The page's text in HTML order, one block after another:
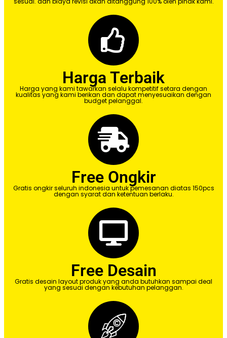
Harga Terbaik
Harga yang kami tawarkan selalu kompetitif setara dengan
kualitas yang kami berikan dan dapat menyesuaikan dengan
budget pelanggal.
Free Ongkir
Gratis ongkir seluruh indonesia untuk pemesanan diatas 150pcs
dengan syarat dan ketentuan berlaku.
Free Desain
Gratis desain layout produk yang anda butuhkan sampai deal
yang sesuai dengan kebutuhan pelanggan.